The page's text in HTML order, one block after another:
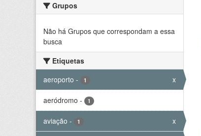
Grupos
Não há Grupos que correspondam a essa
busca
Etiquetas
aeroporto - 1 x
aeródromo - 1
aviação - 1 x